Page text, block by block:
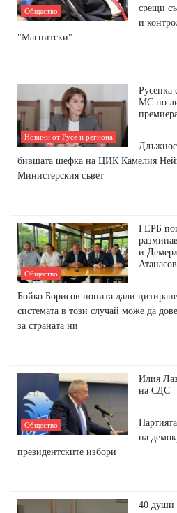
Общество
срещи
и
"Магнитски"
Новини от Русе и региона
Русенка
МС по
бившата шефка на ЦИК Камелия
Министерския съвет
Общество
ГЕРБ
и
Бойко Борисов попита дали
системата в този случай може да
за страната ни
Общество
Илия
на СДС
на
президентските избори
40 души